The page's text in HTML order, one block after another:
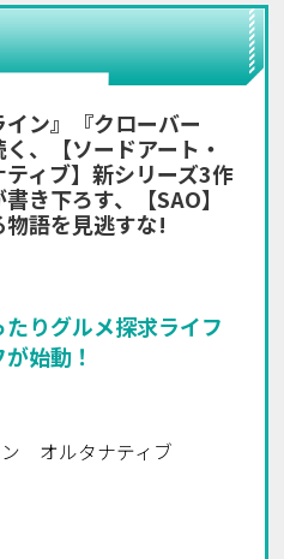
イン』『クローバー
、【ソードアート・
ィブ】新シリーズ3作
き下ろす、【SAO】
語を見逃すな!
たりグルメ探求ライフ
始動！
ン オルタナティブ